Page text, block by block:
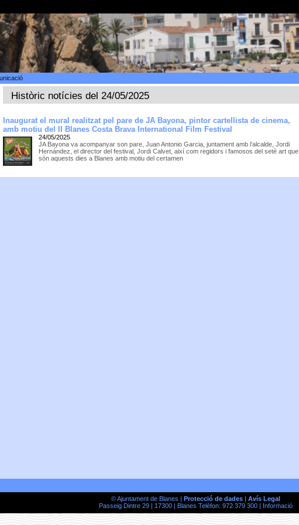
Històric notícies del 24/05/2025
Inaugurat el mural realitzat pel pare de JA Bayona, pintor cartellista de cinema,
amb motiu del II Blanes Costa Brava International Film Festival
24/05/2025
JA Bayona va acompanyar son pare, Juan Antonio Garcia, juntament amb l’alcalde, Jordi
Hernández, el director del festival, Jordi Calvet, així com regidors i famosos del setè art que
són aquests dies a Blanes amb motiu del certamen
© Ajuntament de Blanes | Protecció de dades| Avís Legal
Passeig Dintre 29 | 17300 | Blanes Telèfon: 972 379 300 |
Informació